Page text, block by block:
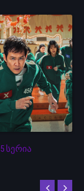
5 სერია